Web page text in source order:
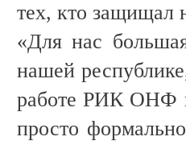
тех, кто защищал
«Для нас
нашей
работе РИК ОНФ
просто